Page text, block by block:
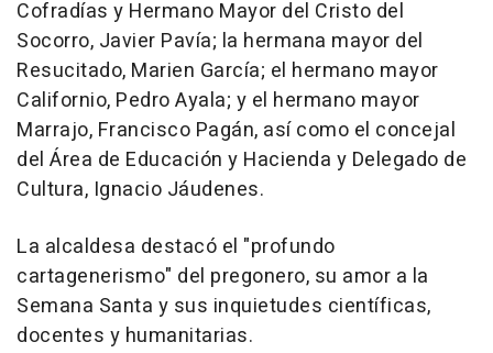
Cofradías y Hermano Mayor del Cristo del
Socorro, Javier Pavía; la hermana mayor del
Resucitado, Marien García; el hermano mayor
Californio, Pedro Ayala; y el hermano mayor
Marrajo, Francisco Pagán, así como el concejal
del Área de Educación y Hacienda y Delegado de
Cultura, Ignacio Jáudenes.
La alcaldesa destacó el "profundo
cartagenerismo" del pregonero, su amor a la
Semana Santa y sus inquietudes científicas,
docentes y humanitarias.